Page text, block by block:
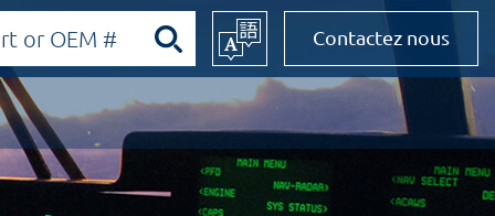
Contactez nous